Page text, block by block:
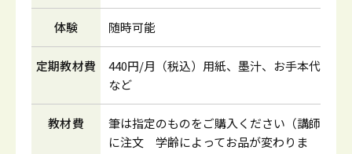
体験 随時可能
定期教材費
440円/月（税込）用紙、墨汁、お手本代
など
教材費
筆は指定のものをご購入ください（講師
に注文 学齢によってお品が変わりま